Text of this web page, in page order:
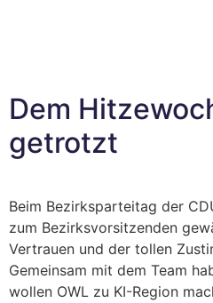
Dem
getrotzt
Beim Bezirksparteitag der
zum Bezirksvorsitzenden
Vertrauen und der tollen
Gemeinsam mit dem Team
wollen OWL zu KI-Region